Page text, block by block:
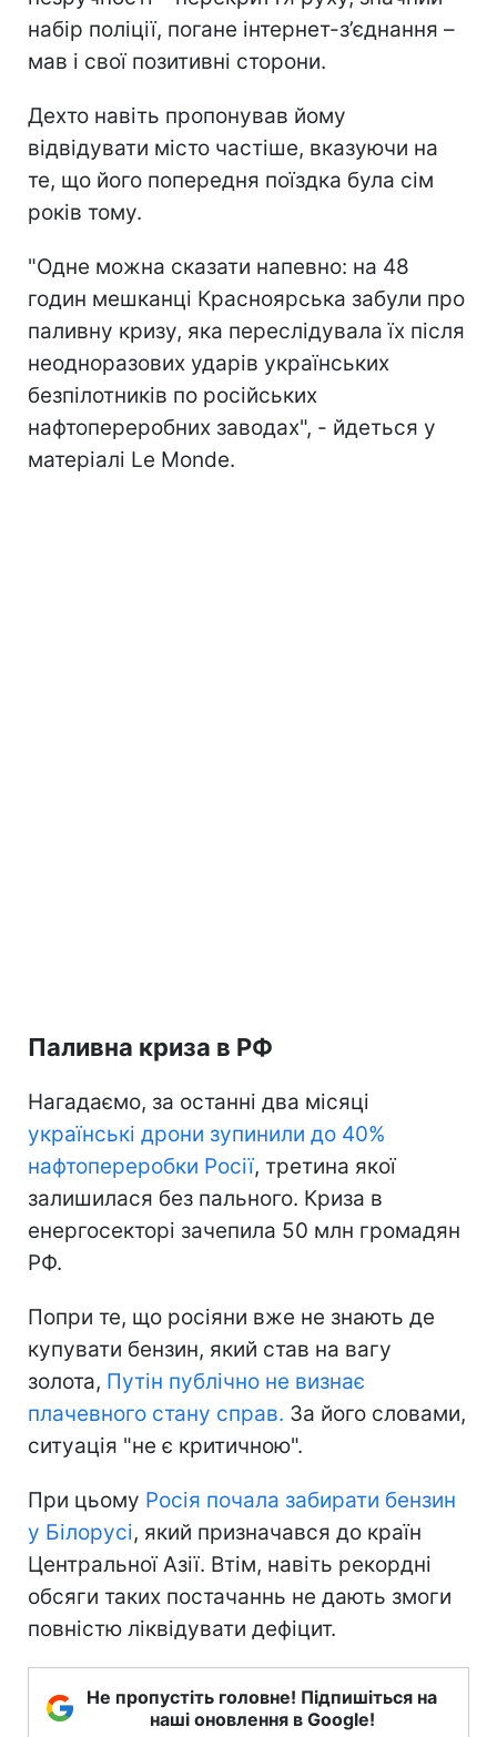
набір поліції, погане інтернет-з’єднання –
мав і свої позитивні сторони.
Дехто навіть пропонував йому
відвідувати місто частіше, вказуючи на
те, що його попередня поїздка була сім
років тому.
"Одне можна сказати напевно: на 48
годин мешканці Красноярська забули про
паливну кризу, яка переслідувала їх після
неодноразових ударів українських
безпілотників по російських
нафтопереробних заводах", - йдеться у
матеріалі Le Monde.
Паливна криза в РФ
Нагадаємо, за останні два місяці
українські дрони зупинили до 40%
нафтопереробки Росії, третина якої
залишилася без пального. Криза в
енергосекторі зачепила 50 млн громадян
РФ.
Попри те, що росіяни вже не знають де
купувати бензин, який став на вагу
золота, Путін публічно не визнає
плачевного стану справ. За його словами,
ситуація "не є критичною".
При цьому Росія почала забирати бензин
у Білорусі, який призначався до країн
Центральної Азії. Втім, навіть рекордні
обсяги таких постачаннь не дають змоги
повністю ліквідувати дефіцит.
Не пропустіть головне! Підпишіться на
наші оновлення в Google!